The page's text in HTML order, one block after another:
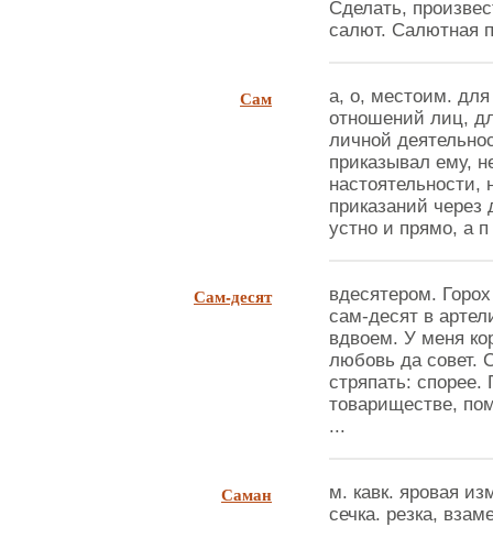
Сделать,
салют. Салютная
Сам
а, о, местоим.
отношений лиц,
личной
приказывал ему,
настоятельности,
приказаний через
устно и прямо, а
Сам-десят
вдесятером.
сам-десят в
вдвоем. У меня
любовь да совет.
стряпать:
товариществе,
...
Саман
м. кавк. яровая
сечка. резка,